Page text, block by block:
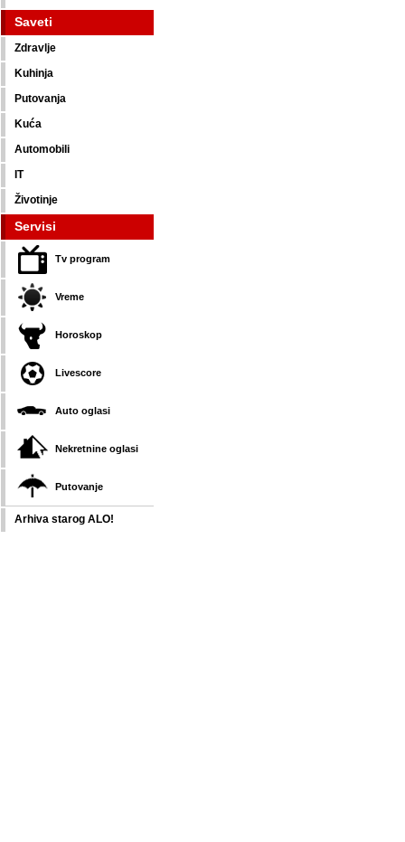
Saveti
Zdravlje
Kuhinja
Putovanja
Kuća
Automobili
IT
Životinje
Servisi
Tv program
Vreme
Horoskop
Livescore
Auto oglasi
Nekretnine oglasi
Putovanje
Arhiva starog ALO!